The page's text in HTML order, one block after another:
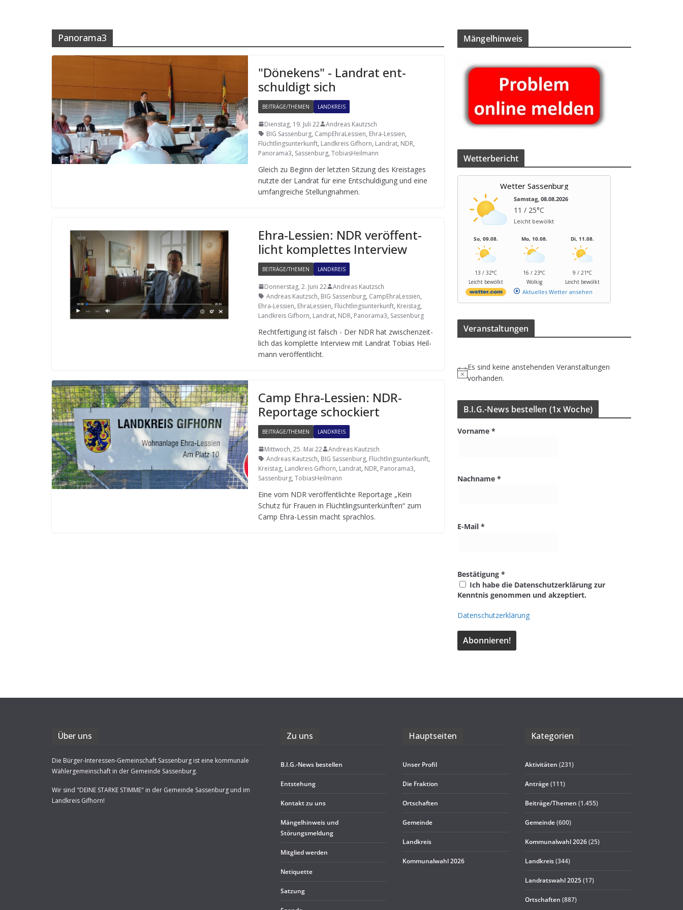
Panorama3
"Döne­kens" - Land­rat ent­
schul­digt sich
BEITRÄGE/THEMEN LANDKREIS
Dienstag, 19. Juli 22
Andreas Kautzsch
BIG Sassenburg, CampEhraLessien, Ehra-Lessien,
Flüchtlingsunterkunft, Landkreis Gifhorn, Landrat, NDR,
Panorama3, Sassenburg, TobiasHeilmann
Gleich zu Beginn der letz­ten Sit­zung des Kreis­ta­ges
nutzte der Land­rat für eine Ent­schul­di­gung und eine
umfang­rei­che Stellungnahmen.
Ehra-Les­sien: NDR ver­öf­fent­
licht kom­plet­tes Interview
BEITRÄGE/THEMEN LANDKREIS
Donnerstag, 2. Juni 22
Andreas Kautzsch
Andreas Kautzsch, BIG Sassenburg, CampEhraLessien,
Ehra-Lessien, EhraLessien, Flüchtlingsunterkunft, Kreistag,
Landkreis Gifhorn, Landrat, NDR, Panorama3, Sassenburg
Recht­fer­ti­gung ist falsch - Der NDR hat zwi­schen­zeit­
lich das kom­plette Inter­view mit Land­rat Tobias Heil­
mann veröffentlicht.
Camp Ehra-Les­sien: NDR-
Repor­tage schockiert
BEITRÄGE/THEMEN LANDKREIS
Mittwoch, 25. Mai 22
Andreas Kautzsch
Andreas Kautzsch, BIG Sassenburg, Flüchtlingsunterkunft,
Kreistag, Landkreis Gifhorn, Landrat, NDR, Panorama3,
Sassenburg, TobiasHeilmann
Eine vom NDR ver­öf­fent­lichte Repor­tage „Kein
Schutz für Frauen in Flücht­lings­un­ter­künf­ten“ zum
Camp Ehra-Les­sin macht sprachlos.
Män­gel­hin­weis
Wet­ter­be­richt
Wetter Sassenburg
Samstag, 08.08.2026
11 / 25°C
Leicht bewölkt
So, 09.08.
13 / 32°C
Leicht bewölkt
Mo, 10.08.
16 / 23°C
Wolkig
Di, 11.08.
9 / 21°C
Leicht bewölkt
Aktuelles Wetter ansehen
Ver­an­stal­tun­gen
H
n
i
Es sind keine anstehenden Veranstaltungen
vorhanden.
B.I.G.-News bestel­len (1x Woche)
Vorname *
Nachname *
E-Mail *
Bestätigung *
Ich habe die Datenschutzerklärung zur
Kenntnis genommen und akzeptiert.
Datenschutzerklärung
Über uns
Die Bürger-Interessen-Gemeinschaft Sassenburg ist eine kommunale
Wählergemeinschaft in der Gemeinde Sassenburg.
Wir sind "DEINE STARKE STIMME" in der Gemeinde Sassenburg und im
Landkreis Gifhorn!
Zu uns
B.I.G.-News bestel­len
Ent­ste­hung
Kon­takt zu uns
Män­gel­hin­weis und
Störungsmeldung
Mit­glied werden
Neti­quette
Sat­zung
Haupt­sei­ten
Unser Pro­fil
Die Frak­tion
Ort­schaf­ten
Gemeinde
Land­kreis
Kom­mu­nal­wahl 2026
Kate­go­rien
Aktivitäten (231)
Anträge(111)
Beiträge/Themen (1.455)
Gemeinde(600)
Kommunalwahl 2026(25)
Landkreis(344)
Landratswahl 2025(17)
Ortschaften (887)